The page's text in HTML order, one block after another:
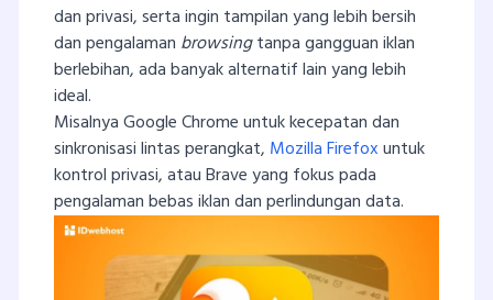
dan privasi, serta ingin tampilan yang lebih bersih
dan pengalaman browsingtanpa gangguan iklan
berlebihan, ada banyak alternatif lain yang lebih
ideal.
Misalnya Google Chrome untuk kecepatan dan
sinkronisasi lintas perangkat, Mozilla Firefoxuntuk
kontrol privasi, atau Brave yang fokus pada
pengalaman bebas iklan dan perlindungan data.